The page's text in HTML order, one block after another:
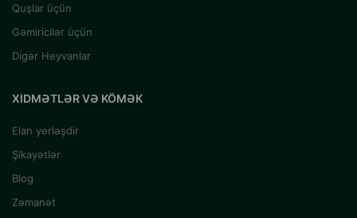
Quşlar üçün
Gəmiricilər üçün
Digər Heyvanlar
XIDMƏTLƏR VƏ KÖMƏK
Elan yerləşdir
Şikayətlər
Blog
Zəmanət